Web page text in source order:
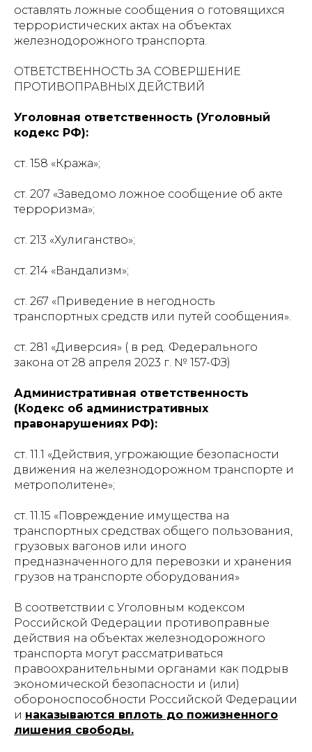
оставлять ложные сообщения о готовящихся
террористических актах на объектах
железнодорожного транспорта.
ОТВЕТСТВЕННОСТЬ ЗА СОВЕРШЕНИЕ
ПРОТИВОПРАВНЫХ ДЕЙСТВИЙ
Уголовная ответственность (Уголовный
кодекс РФ):
ст. 158 «Кража»;
ст. 207 «Заведомо ложное сообщение об акте
терроризма»;
ст. 213 «Хулиганство»;
ст. 214 «Вандализм»;
ст. 267 «Приведение в негодность
транспортных средств или путей сообщения».
ст. 281 «Диверсия» ( в ред. Федерального
закона от 28 апреля 2023 г. № 157-ФЗ)
Административная ответственность
(Кодекс об административных
правонарушениях РФ):
ст. 11.1 «Действия, угрожающие безопасности
движения на железнодорожном транспорте и
метрополитене»;
ст. 11.15 «Повреждение имущества на
транспортных средствах общего пользования,
грузовых вагонов или иного
предназначенного для перевозки и хранения
грузов на транспорте оборудования»
В соответствии с Уголовным кодексом
Российской Федерации противоправные
действия на объектах железнодорожного
транспорта могут рассматриваться
правоохранительными органами как подрыв
экономической безопасности и (или)
обороноспособности Российской Федерации
и наказываются вплоть до пожизненного
лишения свободы.